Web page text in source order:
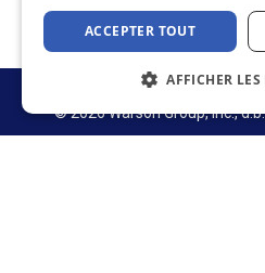
CHAÎNE
© 2026 Warson Group, Inc.,
ACCEPTER TOUT
AFFICHER LES